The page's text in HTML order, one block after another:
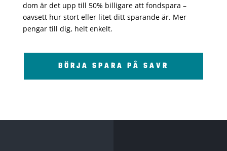
dom är det upp till 50% billigare att fondspara –
oavsett hur stort eller litet ditt sparande är. Mer
pengar till dig, helt enkelt.
BÖRJA SPARA PÅ SAVR